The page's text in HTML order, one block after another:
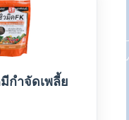
กำจัดเพลี้ย